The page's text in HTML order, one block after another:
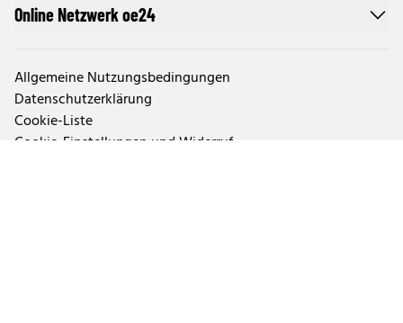
Online Netzwerk oe24
Allgemeine Nutzungsbedingungen
Datenschutzerklärung
Cookie-Liste
Cookie-Einstellungen und Widerruf